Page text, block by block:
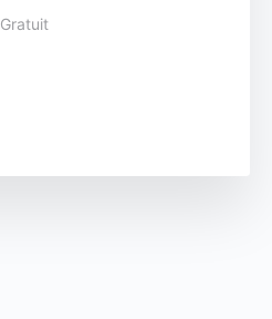
Gratuit